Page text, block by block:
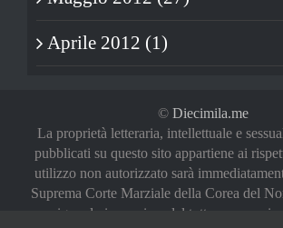
Aprile 2012 (1)
© Diecimila.me
La proprietà letteraria, intellettuale e
pubblicati su questo sito appartiene ai
utilizzo non autorizzato sarà
Suprema Corte Marziale della Corea del
a riguardo in maniera del tutto